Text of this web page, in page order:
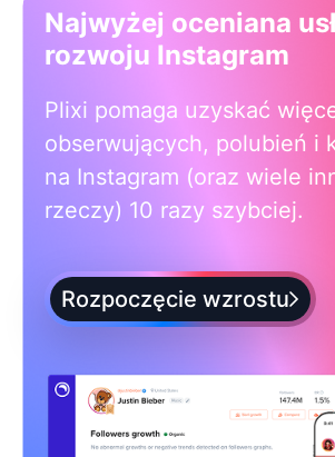
Najwyżej oceniana
rozwoju Instagram
Plixi pomaga uzyskać
obserwujących, polubień i
na Instagram (oraz wiele
rzeczy) 10 razy szybciej.
Rozpoczęcie wzrostu